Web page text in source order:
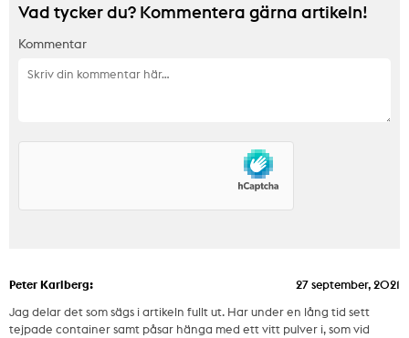
Vad tycker du? Kommentera gärna artikeln!
Kommentar
Peter Karlberg:
27 september, 2021
Jag delar det som sägs i artikeln fullt ut. Har under en lång tid sett
tejpade container samt påsar hänga med ett vitt pulver i, som vid